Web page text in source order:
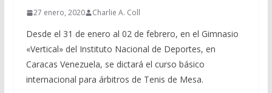
27 enero, 2020 Charlie A. Coll
Desde el 31 de enero al 02 de febrero, en el Gimnasio
«Vertical» del Instituto Nacional de Deportes, en
Caracas Venezuela, se dictará el curso básico
internacional para árbitros de Tenis de Mesa.